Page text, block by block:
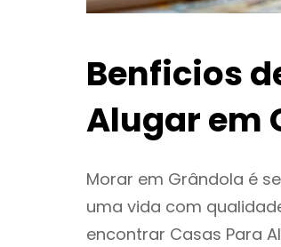
Benficios
Alugar em
Morar em Grândola é
uma vida com
encontrar Casas Para